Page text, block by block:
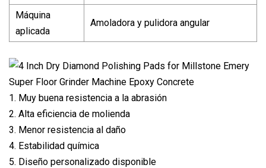
Máquina
aplicada
Amoladora y pulidora angular
1. Muy buena resistencia a la abrasión
2. Alta eficiencia de molienda
3. Menor resistencia al daño
4. Estabilidad química
5. Diseño personalizado disponible